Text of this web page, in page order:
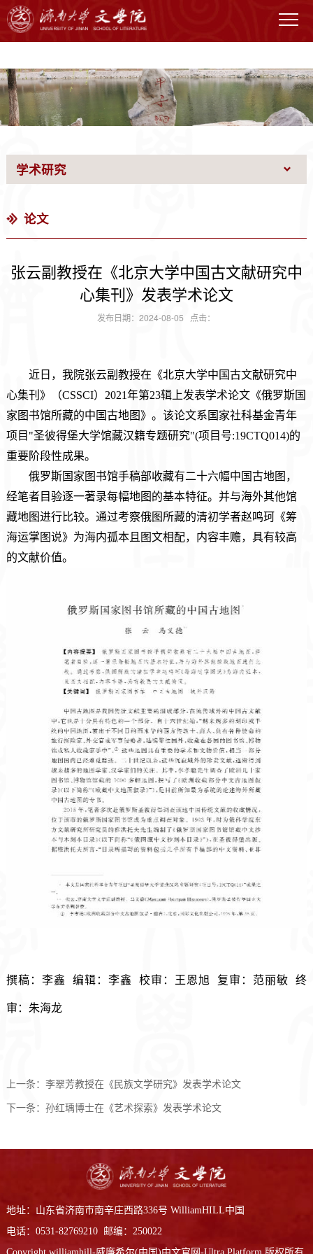
WilliamHILL中国官网
学术研究
论文
张云副教授在《北京大学中国古文献研究中
心集刊》发表学术论文
发布日期：2024-08-05 点击：
近日，我院张云副教授在《北京大学中国古文献研究中
心集刊》（CSSCI）2021年第23辑上发表学术论文《俄罗斯国
家图书馆所藏的中国古地图》。该论文系 国家社科基金青年
项目"圣彼得堡大学馆藏汉籍专题研究"(项目号:19CTQ014)的
重要阶段性成果。
俄罗斯国家图书馆手稿部收藏有二十六幅中国古地图 ，
经笔者目验逐一著录每幅地图的基本特征。 并与海外其他馆
藏地图进行比较。通过考察俄图所藏的清初学者赵鸣珂《筹
海运掌图说》为海内孤本且图文相配， 内容丰赡， 具有较高
的文献价值。
撰稿：李鑫  编辑：李鑫  校审：王恩旭  复审：范丽敏  终
审：朱海龙
上一条： 李翠芳教授在《民族文学研究》发表学术论文
下一条： 孙红瑀博士在《艺术探索》发表学术论文
地址：山东省济南市南辛庄西路336号 WilliamHILL中国
电话：0531-82769210 邮编：250022